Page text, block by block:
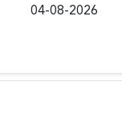
04-08-2026